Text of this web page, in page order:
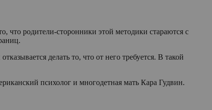
что родители-сторонники этой методики стараются с
делать то, что от него требуется. В такой
психолог и многодетная мать Кара Гудвин.